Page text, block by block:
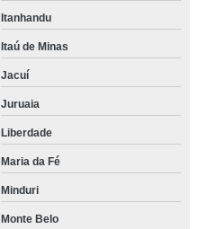
Itanhandu
Itaú de Minas
Jacuí
Juruaia
Liberdade
Maria da Fé
Minduri
Monte Belo